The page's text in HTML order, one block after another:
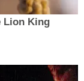
Lion King